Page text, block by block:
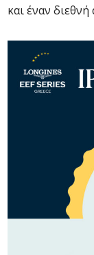
και έναν